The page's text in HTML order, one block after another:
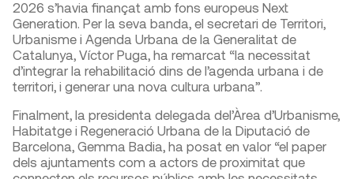
2026 s’havia finançat amb fons europeus Next
Generation. Per la seva banda, el secretari de Territori,
Urbanisme i Agenda Urbana de la Generalitat de
Catalunya, Víctor Puga, ha remarcat “la necessitat
d’integrar la rehabilitació dins de l’agenda urbana i de
territori, i generar una nova cultura urbana”.
Finalment, la presidenta delegada del’Àrea d’Urbanisme,
Habitatge i Regeneració Urbana de la Diputació de
Barcelona, Gemma Badia, ha posat en valor “el paper
dels ajuntaments com a actors de proximitat que